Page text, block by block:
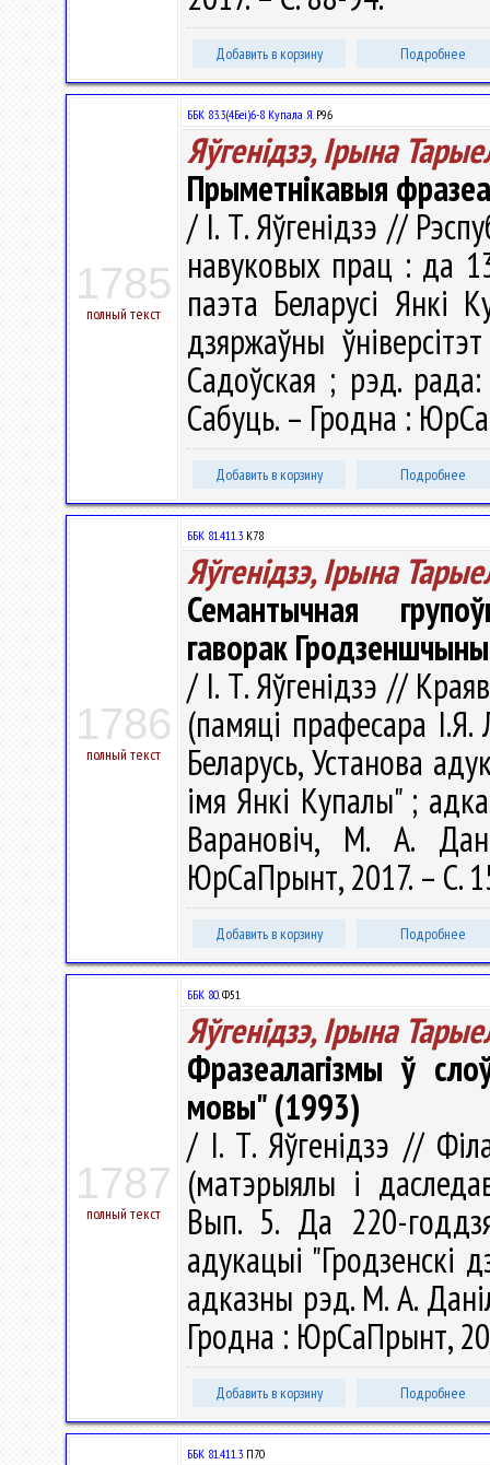
Добавить в корзину Подробнее
1785
полный текст
ББК 83.3(4Беі)6-8 Купала Я.Р96
Яўгенідзэ, Ірына
Прыметнікавыя
/ І. Т. Яўгенідзэ //
навуковых прац : да
паэта Беларусі Янкі
дзяржаўны
Садоўская ; рэд.
Сабуць. – Гродна :
Добавить в корзину Подробнее
1786
полный текст
ББК 81.411.3 К78
Яўгенідзэ, Ірына
Семантычная
гаворак Гродзеншчыны
/ І. Т. Яўгенідзэ //
(памяці прафесара
Беларусь, Установа
імя Янкі Купалы" ;
Варановiч, М. А.
ЮрСаПрынт, 2017. – С.
Добавить в корзину Подробнее
1787
полный текст
ББК 80.Ф51
Яўгенідзэ, Ірына
Фразеалагізмы ў
мовы" (1993)
/ І. Т. Яўгенідзэ //
(матэрыялы і
Вып. 5. Да 220-
адукацыі "Гродзенскі
адказны рэд. М. А.
Гродна : ЮрСаПрынт,
Добавить в корзину Подробнее
ББК 81.411.3 П70